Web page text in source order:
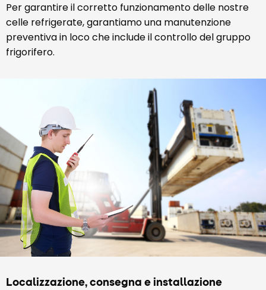
Per garantire il corretto funzionamento delle nostre
celle refrigerate, garantiamo una manutenzione
preventiva in loco che include il controllo del gruppo
frigorifero.
Localizzazione, consegna e installazione